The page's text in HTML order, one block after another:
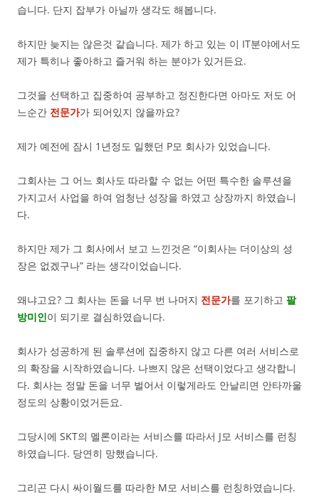
습니다. 단지 잡부가 아닐까 생각도 해봅니다.
하지만 늦지는 않은것 같습니다. 제가 하고 있는 이 IT분야에서도
제가 특히나 좋아하고 즐거워 하는 분야가 있거든요.
그것을 선택하고 집중하여 공부하고 정진한다면 아마도 저도 어
느순간 전문가가 되어있지 않을까요?
제가 예전에 잠시 1년정도 일했던 P모 회사가 있었습니다.
그회사는 그 어느 회사도 따라할 수 없는 어떤 특수한 솔루션을
가지고서 사업을 하여 엄청난 성장을 하였고 상장까지 하였습니
다.
하지만 제가 그 회사에서 보고 느낀것은 “이회사는 더이상의 성
장은 없겠구나” 라는 생각이었습니다.
왜냐고요? 그 회사는 돈을 너무 번 나머지 전문가를 포기하고 팔
방미인이 되기로 결심하였습니다.
회사가 성공하게 된 솔루션에 집중하지 않고 다른 여러 서비스로
의 확장을 시작하였습니다. 나쁘지 않은 선택이었다고 생각합니
다. 회사는 정말 돈을 너무 벌어서 이렇게라도 안날리면 안타까울
정도의 상황이었거든요.
그당시에 SKT의 멜론이라는 서비스를 따라서 J모 서비스를 런칭
하였습니다. 당연히 망했습니다.
그리곤 다시 싸이월드를 따라한 M모 서비스를 런칭하였습니다.